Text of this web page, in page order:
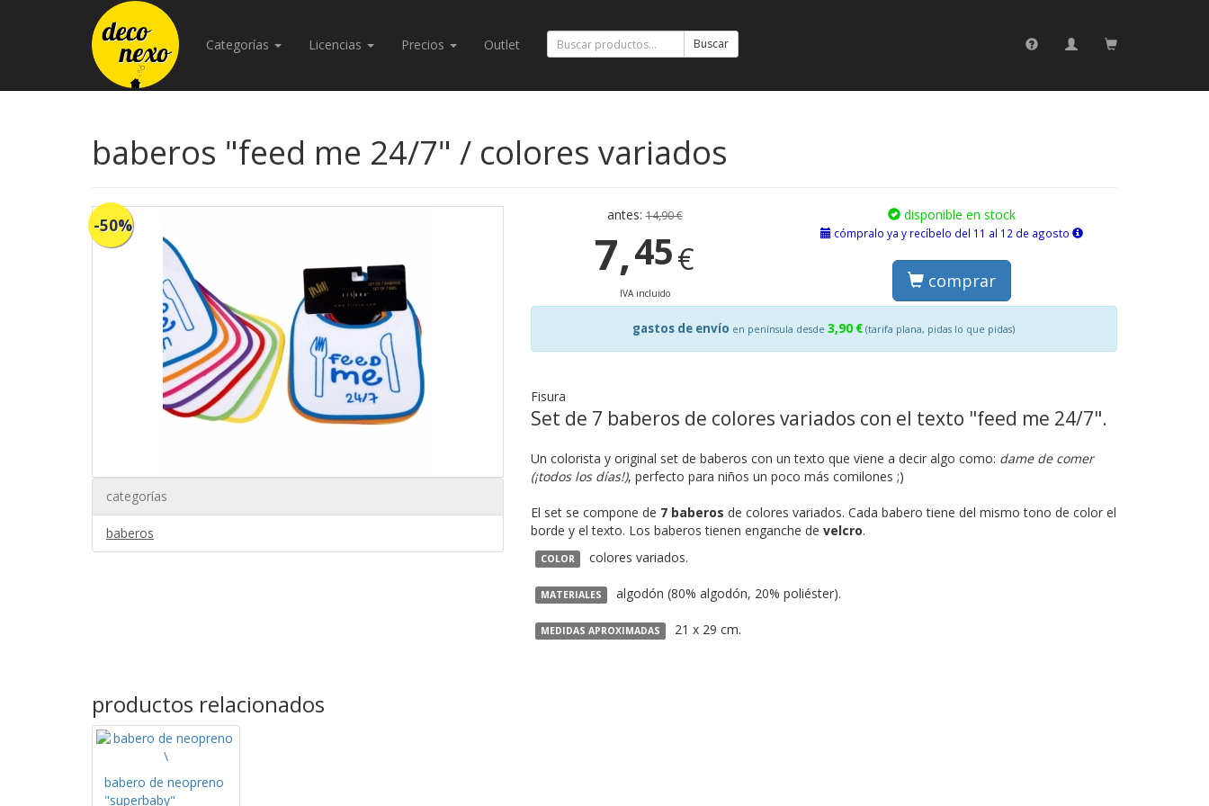
Categorías Licencias Precios Outlet Buscar
baberos "feed me 24/7" / colores variados
-50%
categorías
baberos
antes:14,90 €
7,45€
IVA incluido
disponible en stock
cómpralo ya y recíbelo del 11 al 12 de agosto
comprar
gastos de envío en península desde 3,90 € (tarifa plana, pidas lo que pidas)
Fisura
Set de 7 baberos de colores variados con el texto "feed me 24/7".
Un colorista y original set de baberos con un texto que viene a decir algo como: dame de comer
(¡todos los días!), perfecto para niños un poco más comilones ;)
El set se compone de 7 baberos de colores variados. Cada babero tiene del mismo tono de color el
borde y el texto. Los baberos tienen enganche de velcro.
COLOR colores variados.
MATERIALES algodón (80% algodón, 20% poliéster).
MEDIDAS APROXIMADAS 21 x 29 cm.
productos relacionados
babero de neopreno
"superbaby"